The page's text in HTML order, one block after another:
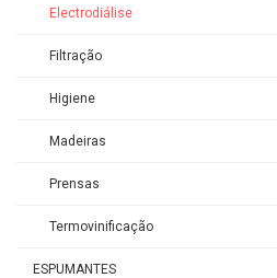
Electrodiálise
Filtração
Higiene
Madeiras
Prensas
Termovinificação
ESPUMANTES